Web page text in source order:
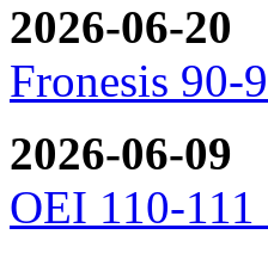
2026-06-20
Fronesis 90-
2026-06-09
OEI 110-111